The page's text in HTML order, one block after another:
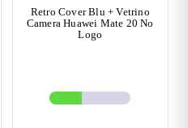
Retro Cover Blu + Vetrino
Camera Huawei Mate 20 No
Logo